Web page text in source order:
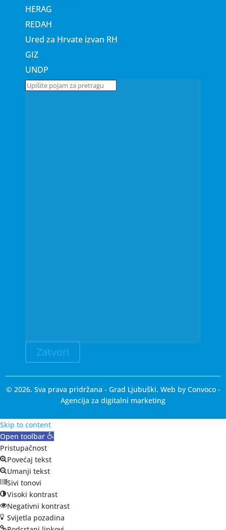
HERAG
REDAH
Ured za Hrvate izvan RH
GIZ
UNDP
Zatvori
© 2026. Sva prava pridržana - Grad Ljubuški. Web by Convoco-
Agencija za digitalni marketing
Skip to content
Open toolbar
Pristupačnost
Povećaj tekst
Umanji tekst
Sivi tonovi
Visoki kontrast
Negativni kontrast
Svijetla pozadina